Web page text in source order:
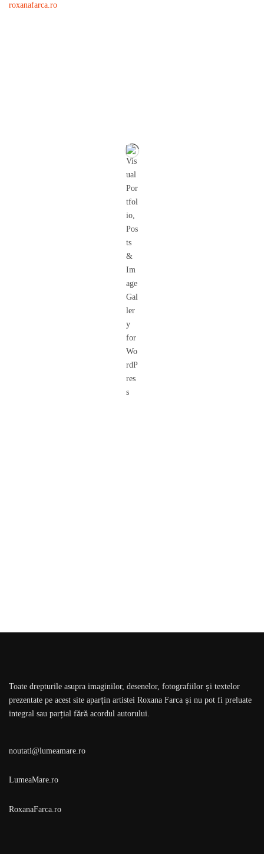
roxanafarca.ro
Toate drepturile asupra imaginilor, desenelor, fotografiilor și textelor
prezentate pe acest site aparțin artistei Roxana Farca și nu pot fi preluate
integral sau parțial fără acordul autorului.
noutati@lumeamare.ro
LumeaMare.ro
RoxanaFarca.ro